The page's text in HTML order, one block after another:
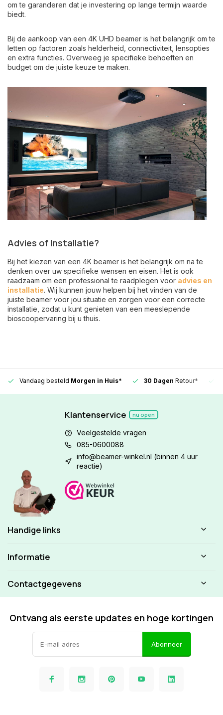
om te garanderen dat je investering op lange termijn waarde
biedt.
Bij de aankoop van een 4K UHD beamer is het belangrijk om te
letten op factoren zoals helderheid, connectiviteit, lensopties
en extra functies. Overweeg je specifieke behoeften en
budget om de juiste keuze te maken.
Advies of Installatie?
Bij het kiezen van een 4K beamer is het belangrijk om na te
denken over uw specifieke wensen en eisen. Het is ook
raadzaam om een professional te raadplegen voor advies en
installatie. Wij kunnen jouw helpen bij het vinden van de
juiste beamer voor jou situatie en zorgen voor een correcte
installatie, zodat u kunt genieten van een meeslepende
bioscoopervaring bij u thuis.
Vandaag besteld Morgen in Huis* 30 Dagen Retour*
Klantenservice nu open
Veelgestelde vragen
085-0600088
info@beamer-winkel.nl (binnen 4 uur
reactie)
Handige links
Informatie
Contactgegevens
Ontvang als eerste updates en hoge kortingen
Abonneer